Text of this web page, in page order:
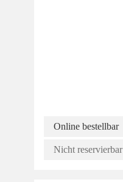
Online bestellbar
Nicht reservierbar